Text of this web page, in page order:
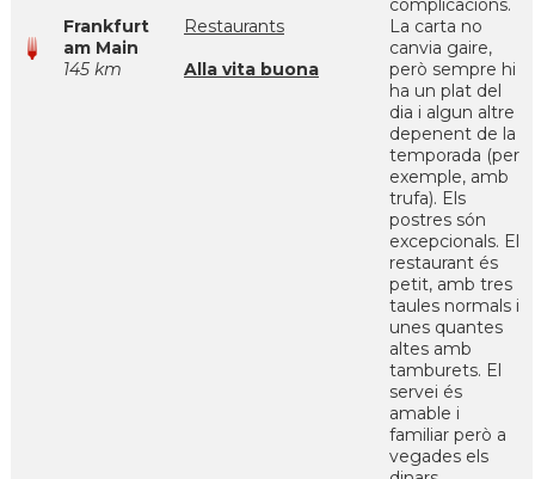
Frankfurt
am Main
145 km
Restaurants
Alla vita buona
complicacions.
La carta no
canvia gaire,
però sempre hi
ha un plat del
dia i algun altre
depenent de la
temporada (per
exemple, amb
trufa). Els
postres són
excepcionals. El
restaurant és
petit, amb tres
taules normals i
unes quantes
altes amb
tamburets. El
servei és
amable i
familiar però a
vegades els